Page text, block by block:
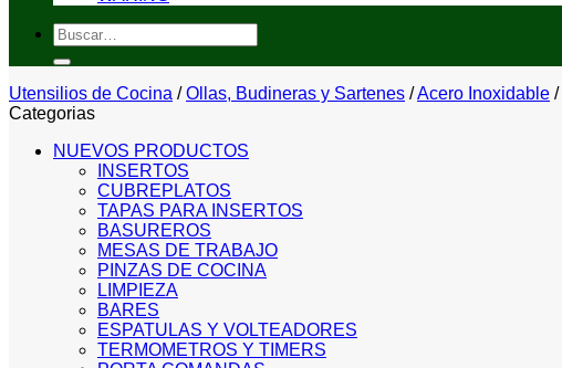
Buscar
por:
Utensilios de Cocina / Ollas, Budineras y Sartenes /Acero Inoxidable /
Categorias
NUEVOS PRODUCTOS
INSERTOS
CUBREPLATOS
TAPAS PARA INSERTOS
BASUREROS
MESAS DE TRABAJO
PINZAS DE COCINA
LIMPIEZA
BARES
ESPATULAS Y VOLTEADORES
TERMOMETROS Y TIMERS